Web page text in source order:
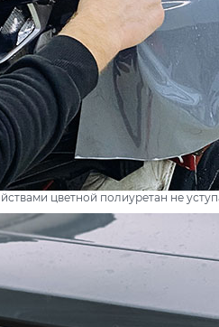
цветной полиуретан не